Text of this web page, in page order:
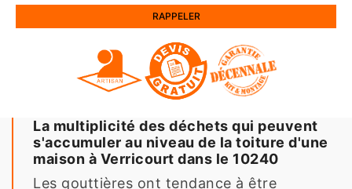
La multiplicité des déchets qui peuvent
s'accumuler au niveau de la toiture d'une
maison à Verricourt dans le 10240
Les gouttières ont tendance à être